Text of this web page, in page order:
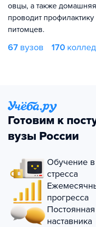
овцы, а также
проводит
питомцев.
67 вузов 170
Готовим к
вузы России
Обучение
стресса
прогресса
наставника